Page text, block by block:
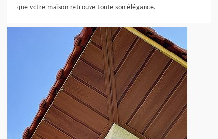
que votre maison retrouve toute son élégance.